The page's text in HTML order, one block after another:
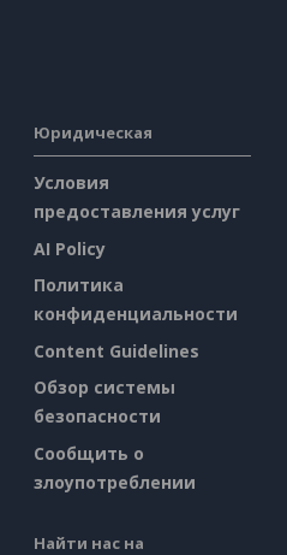
Юридическая
Условия
предоставления услуг
AI Policy
Политика
конфиденциальности
Content Guidelines
Обзор системы
безопасности
Сообщить о
злоупотреблении
Найти нас на